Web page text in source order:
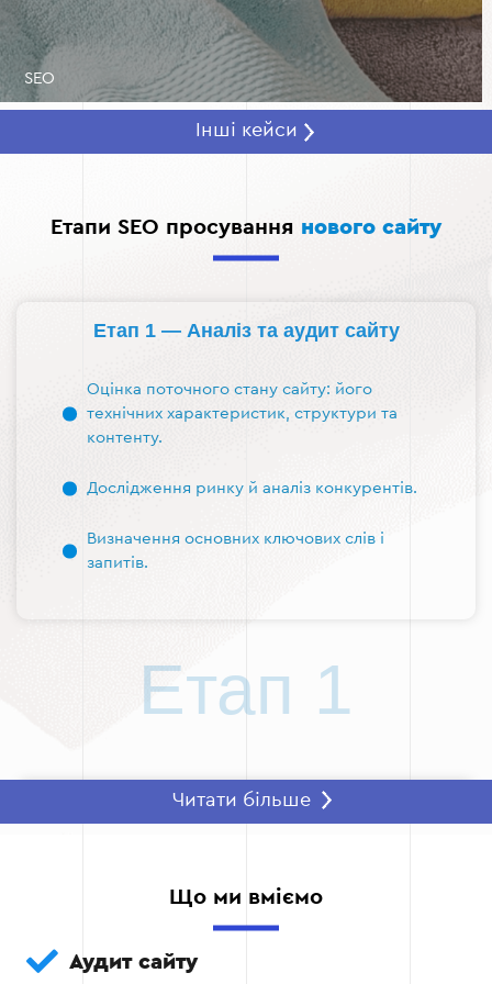
SEO
Інші кейси
Етапи SEO просування нового сайту
Етап 1 — Аналіз та аудит сайту
Оцінка поточного стану сайту: його
технічних характеристик, структури та
контенту.
Дослідження ринку й аналіз конкурентів.
Визначення основних ключових слів і
запитів.
Етап 1
Етап 2 — Технічна оптимізація
Читати більше
Що ми вміємо
Аудит сайту